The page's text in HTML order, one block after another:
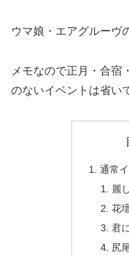
ウマ娘・エアグルーヴ
メモなので正月・合宿
のないイベントは省い
通常
麗
花
君
尻